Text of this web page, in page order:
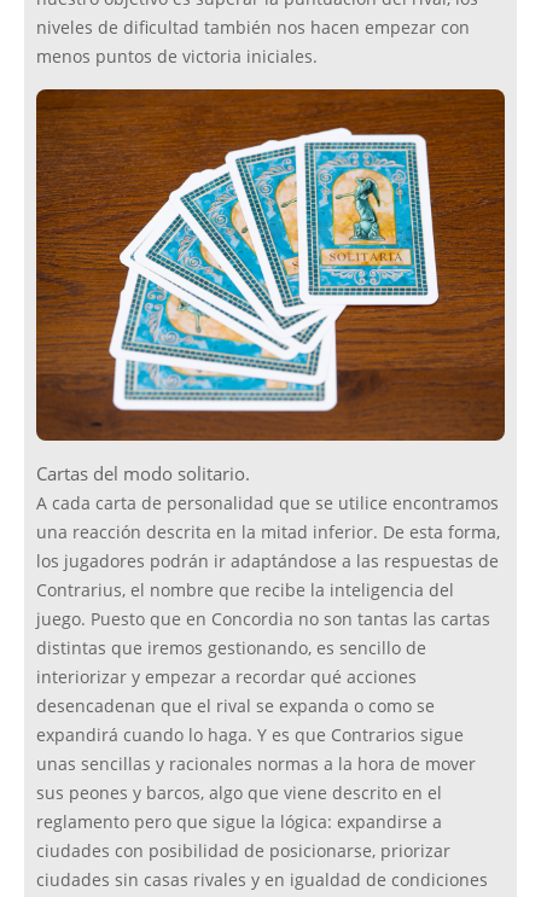
niveles de dificultad también nos hacen empezar con
menos puntos de victoria iniciales.
Cartas del modo solitario.
A cada carta de personalidad que se utilice encontramos
una reacción descrita en la mitad inferior. De esta forma,
los jugadores podrán ir adaptándose a las respuestas de
Contrarius, el nombre que recibe la inteligencia del
juego. Puesto que en Concordia no son tantas las cartas
distintas que iremos gestionando, es sencillo de
interiorizar y empezar a recordar qué acciones
desencadenan que el rival se expanda o como se
expandirá cuando lo haga. Y es que Contrarios sigue
unas sencillas y racionales normas a la hora de mover
sus peones y barcos, algo que viene descrito en el
reglamento pero que sigue la lógica: expandirse a
ciudades con posibilidad de posicionarse, priorizar
ciudades sin casas rivales y en igualdad de condiciones